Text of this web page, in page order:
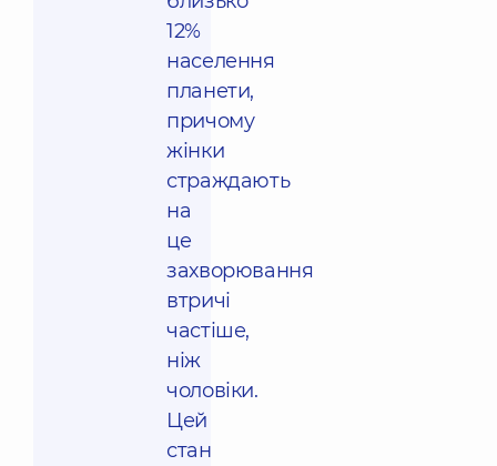
12%
населення
планети,
причому
жінки
страждають
на
це
захворювання
втричі
частіше,
ніж
чоловіки.
Цей
стан